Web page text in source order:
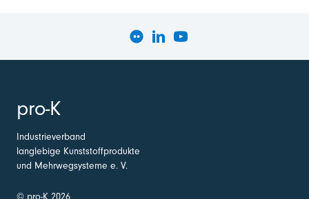
pro-K
Industrieverband
langlebige Kunststoffprodukte
und Mehrwegsysteme e. V.
© pro-K 2026